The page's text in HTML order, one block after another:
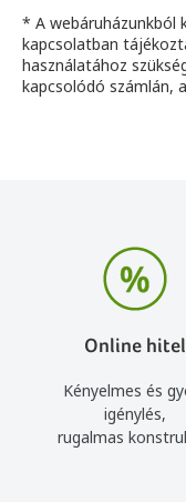
* A webáruházunkból
kapcsolatban
használatához
kapcsolódó számlán,
Online hitel
Kényelmes és
igénylés,
rugalmas